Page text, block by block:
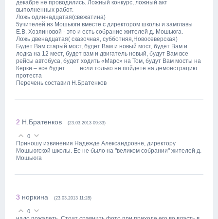
декабре не проводились. Ложный конкурс, ложный акт
выполненных работ.
Ложь одиннадцатая(свежатина)
5учителей из Мошьюги вместе с директором школы и замглавы
Е.В. Хозяиновой - это и есть собрание жителей д. Мошьюга.
Ложь двенадцатая( сказочная, субботняя,Новосеверская)
Будет Вам старый мост, будет Вам и новый мост, будет Вам и
лодка на 12 мест, будет вам и двигатель новый, будут Вам все
рейсы автобуса, будет ходить «Марс» на Том, будут Вам мосты на
Керки – все будет …… если только не пойдете на демонстрацию
протеста
Перечень составил Н.Братенков
2 Н.Братенков (23.03.2013 09:33)
0
Приношу извинения Надежде Александровне, директору
Мошьюгской школы. Ее не было на "великом собрании" жителей д.
Мошьюга
3 норкина (23.03.2013 11:28)
0